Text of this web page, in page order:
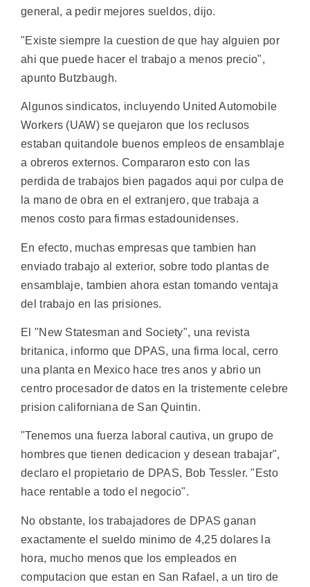
general, a pedir mejores sueldos, dijo.
"Existe siempre la cuestion de que hay alguien por
ahi que puede hacer el trabajo a menos precio",
apunto Butzbaugh.
Algunos sindicatos, incluyendo United Automobile
Workers (UAW) se quejaron que los reclusos
estaban quitandole buenos empleos de ensamblaje
a obreros externos. Compararon esto con las
perdida de trabajos bien pagados aqui por culpa de
la mano de obra en el extranjero, que trabaja a
menos costo para firmas estadounidenses.
En efecto, muchas empresas que tambien han
enviado trabajo al exterior, sobre todo plantas de
ensamblaje, tambien ahora estan tomando ventaja
del trabajo en las prisiones.
El "New Statesman and Society", una revista
britanica, informo que DPAS, una firma local, cerro
una planta en Mexico hace tres anos y abrio un
centro procesador de datos en la tristemente celebre
prision californiana de San Quintin.
"Tenemos una fuerza laboral cautiva, un grupo de
hombres que tienen dedicacion y desean trabajar",
declaro el propietario de DPAS, Bob Tessler. "Esto
hace rentable a todo el negocio".
No obstante, los trabajadores de DPAS ganan
exactamente el sueldo minimo de 4,25 dolares la
hora, mucho menos que los empleados en
computacion que estan en San Rafael, a un tiro de